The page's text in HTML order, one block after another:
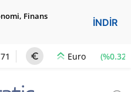
Finans
İNDİR
Euro (%0.32)